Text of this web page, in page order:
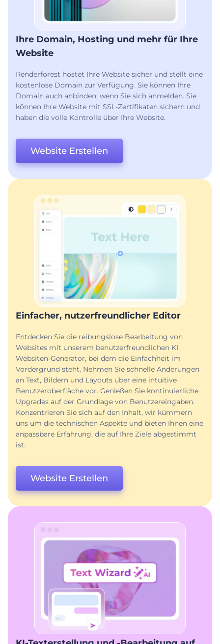
Ihre Domain, Hosting und mehr für Ihre
Website
Renderforest hostet Ihre Website sicher und stellt eine
kostenlose Domain zur Verfügung. Sie können Ihre
Domain auch anbinden, wenn Sie sich anmelden. Sie
können Ihre Website mit SSL-Zertifikaten sichern und
haben die volle Kontrolle über Ihre Website.
Website Erstellen
Einfacher, nutzerfreundlicher Editor
Entdecken Sie die reibungslose Bearbeitung von
Websites mit unserem benutzerfreundlichen KI
Websiten-Generator, bei dem die Einfachheit im
Vordergrund steht. Nehmen Sie schnelle Änderungen
an Text, Bildern und Layouts über eine intuitive
Benutzeroberfläche vor. Genießen Sie kontinuierliche
Upgrades auf der Grundlage von Benutzereingaben.
Konzentrieren Sie sich auf den Inhalt, wir kümmern
uns um die technischen Aspekte und bieten Ihnen eine
anpassbare Erfahrung, die auf Ihre Ziele abgestimmt
ist.
Website Erstellen